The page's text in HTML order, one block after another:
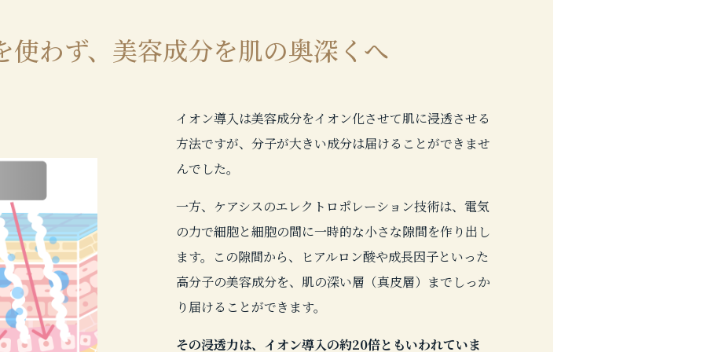
使わず、美容成分を肌の奥深くへ
イオン導入は美容成分をイオン化させて肌に浸透させる
方法ですが、分子が大きい成分は届けることができませ
んでした。
一方、ケアシスのエレクトロポレーション技術は、電気
の力で細胞と細胞の間に一時的な小さな隙間を作り出し
ます。この隙間から、ヒアルロン酸や成長因子といった
高分子の美容成分を、肌の深い層（真皮層）までしっか
り届けることができます。
その浸透力は、イオン導入の約20倍ともいわれていま